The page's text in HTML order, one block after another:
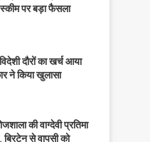
पर बड़ा फैसला
दौरों का खर्च आया
ने किया खुलासा
की वाग्देवी प्रतिमा
ब्रिटेन से वापसी को